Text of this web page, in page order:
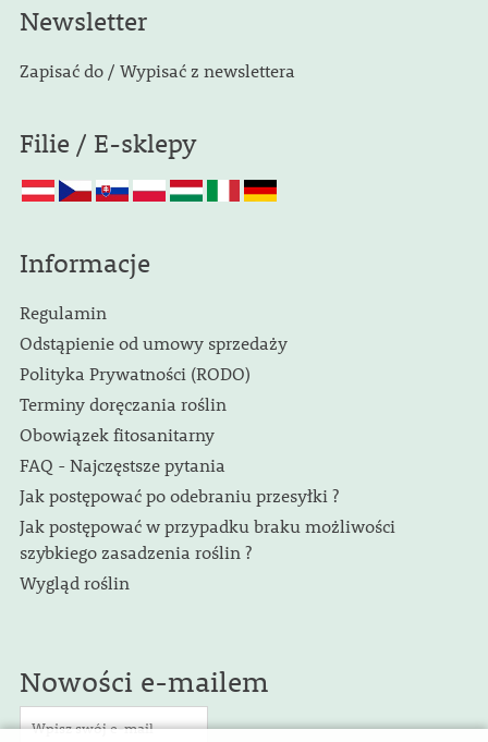
Newsletter
Zapisać do / Wypisać z newslettera
Filie / E-sklepy
Informacje
Regulamin
Odstąpienie od umowy sprzedaży
Polityka Prywatności (RODO)
Terminy doręczania roślin
Obowiązek fitosanitarny
FAQ - Najczęstsze pytania
Jak postępować po odebraniu przesyłki ?
Jak postępować w przypadku braku możliwości
szybkiego zasadzenia roślin ?
Wygląd roślin
Nowości e-mailem